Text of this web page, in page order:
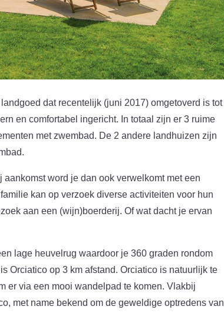
dat recentelijk (juni 2017) omgetoverd is tot
en comfortabel ingericht. In totaal zijn er 3 ruime
met zwembad. De 2 andere landhuizen zijn
word je dan ook verwelkomt met een
kan op verzoek diverse activiteiten voor hun
aan een (wijn)boerderij. Of wat dacht je ervan
lage heuvelrug waardoor je 360 graden rondom
Orciatico op 3 km afstand. Orciatico is natuurlijk te
er via een mooi wandelpad te komen. Vlakbij
met name bekend om de geweldige optredens van